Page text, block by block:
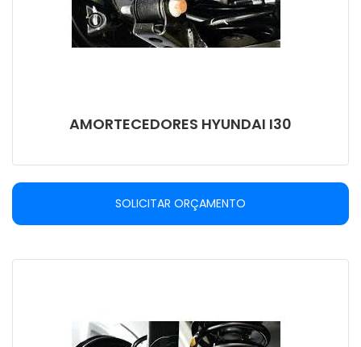
AMORTECEDORES HYUNDAI I30
SOLICITAR ORÇAMENTO